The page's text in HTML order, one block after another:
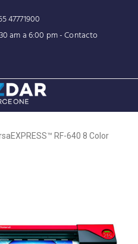
47771900
am a 6:00 pm -Contacto
RF-640 8 Color